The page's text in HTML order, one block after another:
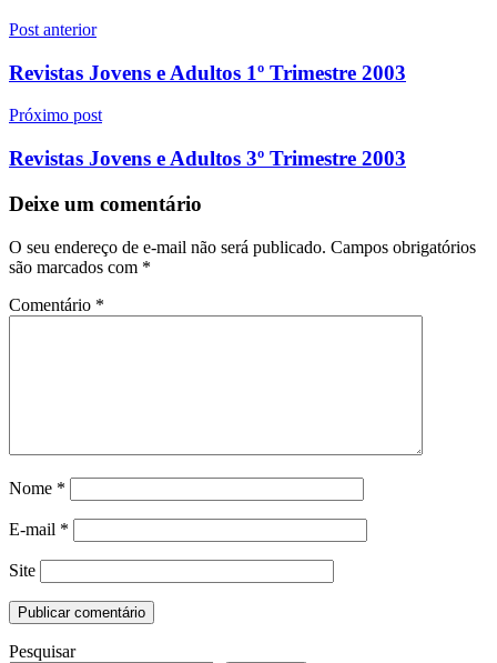
Navegação
de
Post anterior
Revistas Jovens e Adultos 1º Trimestre 2003
Próximo post
Revistas Jovens e Adultos 3º Trimestre 2003
Deixe um comentário
O seu endereço de e-mail não será publicado. Campos obrigatórios
são marcados com *
Comentário *
Nome *
E-mail *
Site
Pesquisar